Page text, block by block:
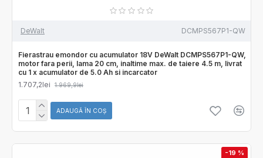
DeWalt DCMPS567P1-QW
Fierastrau emondor cu acumulator 18V DeWalt DCMPS567P1-QW,
motor fara perii, lama 20 cm, inaltime max. de taiere 4.5 m, livrat
cu 1 x acumulator de 5.0 Ah si incarcator
1.707,2lei
1.969,9lei
ADAUGĂ ÎN COŞ
-19 %